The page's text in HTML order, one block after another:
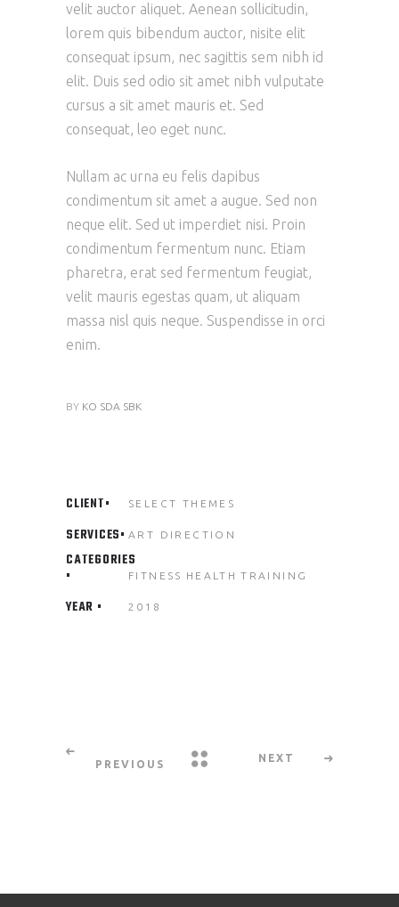
velit auctor aliquet. Aenean sollicitudin,
lorem quis bibendum auctor, nisite elit
consequat ipsum, nec sagittis sem nibh id
elit. Duis sed odio sit amet nibh vulputate
cursus a sit amet mauris et. Sed
consequat, leo eget nunc.
Nullam ac urna eu felis dapibus
condimentum sit amet a augue. Sed non
neque elit. Sed ut imperdiet nisi. Proin
condimentum fermentum nunc. Etiam
pharetra, erat sed fermentum feugiat,
velit mauris egestas quam, ut aliquam
massa nisl quis neque. Suspendisse in orci
enim.
BY KO SDA SBK
CLIENT SELECT THEMES
SERVICES ART DIRECTION
CATEGORIES
FITNESS HEALTH TRAINING
YEAR 2018
PREVIOUS
NEXT